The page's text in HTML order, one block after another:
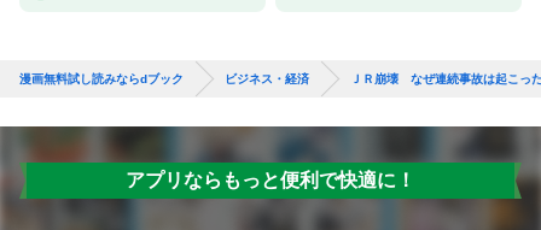
漫画無料試し読みならdブック ビジネス・経済 ＪＲ崩壊 なぜ連続事故は起こっ
アプリならもっと便利で快適に！